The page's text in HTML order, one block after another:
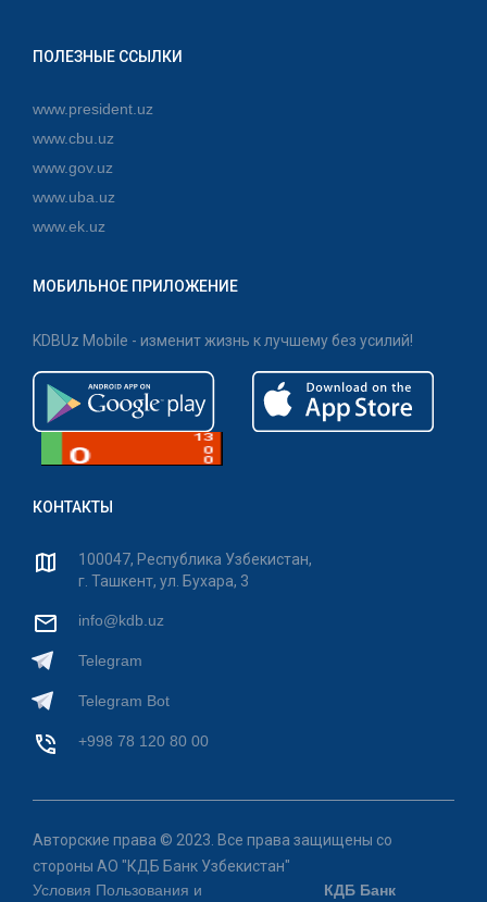
ПОЛЕЗНЫЕ ССЫЛКИ
www.president.uz
www.cbu.uz
www.gov.uz
www.uba.uz
www.ek.uz
МОБИЛЬНОЕ ПРИЛОЖЕНИЕ
KDBUz Mobile - изменит жизнь к лучшему без усилий!
КОНТАКТЫ
100047, Республика Узбекистан,
г. Ташкент, ул. Бухара, 3
info@kdb.uz
Telegram
Telegram Bot
+998 78 120 80 00
Авторские права © 2023. Все права защищены со
стороны АО "КДБ Банк Узбекистан"
Условия Пользования и
КДБ Банк